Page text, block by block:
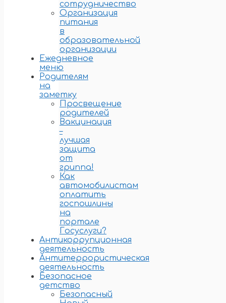
сотрудничество
Организация
питания
в
образовательной
организации
Ежедневное
меню
Родителям
на
заметку
Просвещение
родителей
Вакцинация
–
лучшая
защита
от
гриппа!
Как
автомобилистам
оплатить
госпошлины
на
портале
Госуслуги?
Антикоррупционная
деятельность
Антитеррористическая
деятельность
Безопасное
детство
Безопасный